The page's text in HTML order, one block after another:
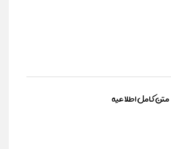
متن کامل اطلاعیه